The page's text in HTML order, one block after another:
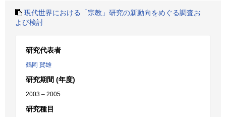
現代世界における「宗教」研究の新動向をめぐる調査お
よび検討
研究代表者
鶴岡 賀雄
研究期間 (年度)
2003 – 2005
研究種目